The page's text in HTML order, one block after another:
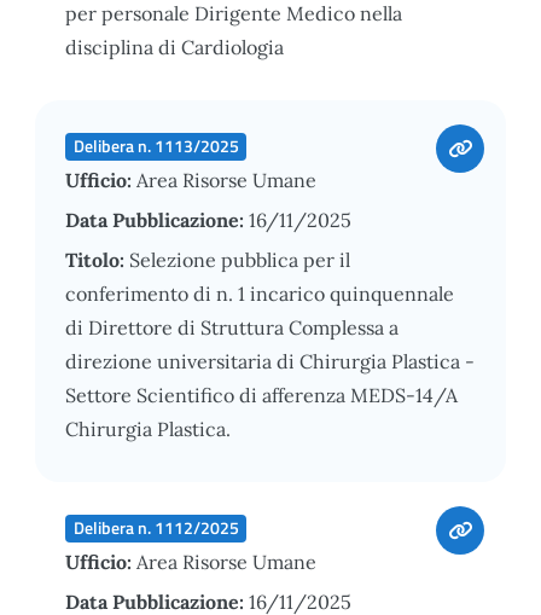
per personale Dirigente Medico nella
disciplina di Cardiologia
Delibera n. 1113/2025
Ufficio: Area Risorse Umane
Data Pubblicazione: 16/11/2025
Titolo: Selezione pubblica per il
conferimento di n. 1 incarico quinquennale
di Direttore di Struttura Complessa a
direzione universitaria di Chirurgia Plastica -
Settore Scientifico di afferenza MEDS-14/A
Chirurgia Plastica.
Delibera n. 1112/2025
Ufficio: Area Risorse Umane
Data Pubblicazione: 16/11/2025